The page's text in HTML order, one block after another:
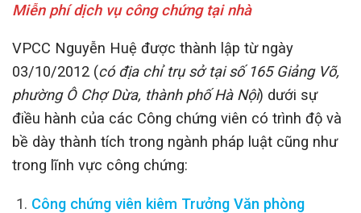
Miễn phí dịch vụ công chứng tại nhà
VPCC Nguyễn Huệ được thành lập từ ngày
03/10/2012 (có địa chỉ trụ sở tại số 165 Giảng Võ,
phường Ô Chợ Dừa, thành phố Hà Nội) dưới sự
điều hành của các Công chứng viên có trình độ và
bề dày thành tích trong ngành pháp luật cũng như
trong lĩnh vực công chứng:
Công chứng viên kiêm Trưởng Văn phòng